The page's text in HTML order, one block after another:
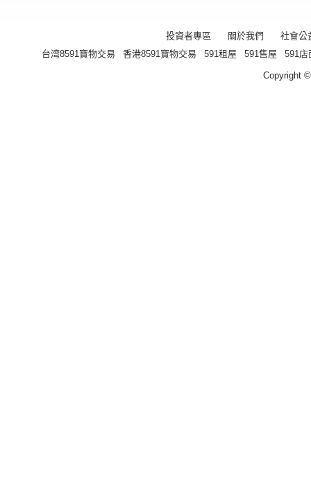
投資者專區 關於我們
社會公
台湾8591寶物交易
香港8591寶物交易 591租屋 591售屋 591店
Copyright